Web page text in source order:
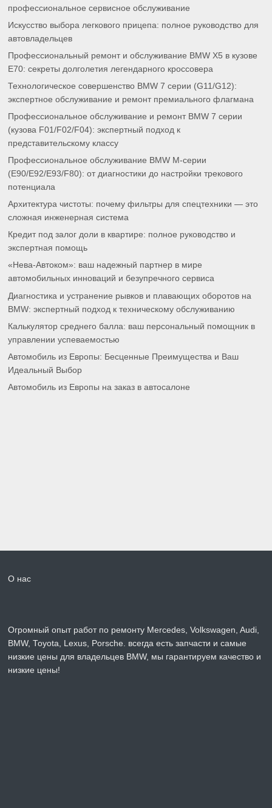
профессиональное сервисное обслуживание
Искусство выбора легкового прицепа: полное руководство для
автовладельцев
Профессиональный ремонт и обслуживание BMW X5 в кузове
E70: секреты долголетия легендарного кроссовера
Технологическое совершенство BMW 7 серии (G11/G12):
экспертное обслуживание и ремонт премиального флагмана
Профессиональное обслуживание и ремонт BMW 7 серии
(кузова F01/F02/F04): экспертный подход к
представительскому классу
Профессиональное обслуживание BMW M-серии
(E90/E92/E93/F80): от диагностики до настройки трекового
потенциала
Архитектура чистоты: почему фильтры для спецтехники — это
сложная инженерная система
Кредит под залог доли в квартире: полное руководство и
экспертная помощь
«Нева-Автоком»: ваш надежный партнер в мире
автомобильных инноваций и безупречного сервиса
Диагностика и устранение рывков и плавающих оборотов на
BMW: экспертный подход к техническому обслуживанию
Калькулятор среднего балла: ваш персональный помощник в
управлении успеваемостью
Автомобиль из Европы: Бесценные Преимущества и Ваш
Идеальный Выбор
Автомобиль из Европы на заказ в автосалоне
О нас
Огромный опыт работ по ремонту Mercedes, Volkswagen, Audi,
BMW, Toyota, Lexus, Porsche. всегда есть запчасти и самые
низкие цены для владельцев BMW, мы гарантируем качество и
низкие цены!